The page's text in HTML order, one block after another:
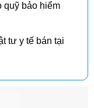
quỹ bảo hiểm
tư y tế bán tại